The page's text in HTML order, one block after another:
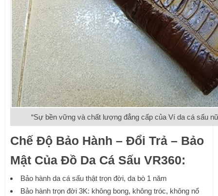
“Sự bền vững và chất lượng đẳng cấp của Ví da cá sấu
Chế Độ Bảo Hành – Đổi Trả – Bảo
Mật Của Đồ Da Cá Sấu VR360:
Bảo hành da cá sấu thật trọn đời, da bò 1 năm
Bảo hành trọn đời 3K: không bong, không tróc, không nổ